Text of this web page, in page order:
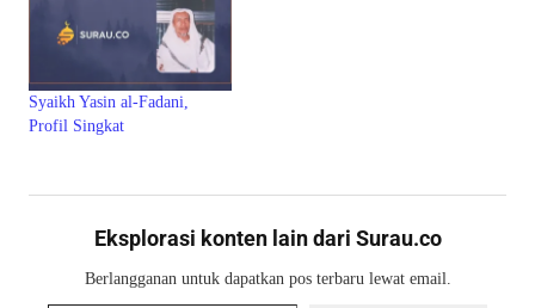
Syaikh Yasin al-Fadani,
Profil Singkat
Eksplorasi konten lain dari Surau.co
Berlangganan untuk dapatkan pos terbaru lewat email.
Ketikkan email Anda...